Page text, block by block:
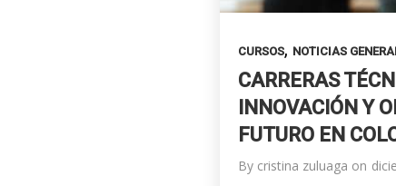
CURSOS, NOTICIAS
CARRERAS
INNOVACIÓN Y
FUTURO EN
By cristina zuluaga on